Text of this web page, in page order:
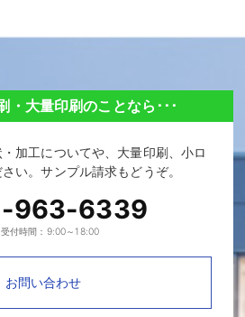
・大量印刷のことなら･･･
加工についてや、大量印刷、小ロ
い。サンプル請求もどうぞ。
963-6339
受付時間：9:00～18:00
お問い合わせ